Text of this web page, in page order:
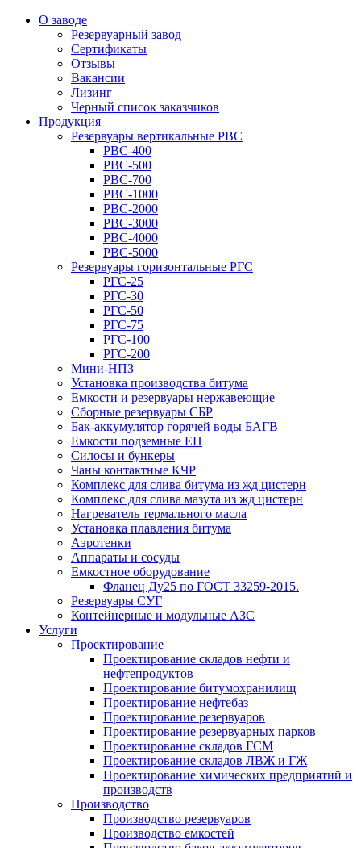
О заводе
Резервуарный завод
Сертификаты
Отзывы
Вакансии
Лизинг
Черный список заказчиков
Продукция
Резервуары вертикальные РВС
РВС-400
РВС-500
РВС-700
РВС-1000
РВС-2000
РВС-3000
РВС-4000
РВС-5000
Резервуары горизонтальные РГС
РГС-25
РГС-30
РГС-50
РГС-75
РГС-100
РГС-200
Мини-НПЗ
Установка производства битума
Емкости и резервуары нержавеющие
Сборные резервуары СБР
Бак-аккумулятор горячей воды БАГВ
Емкости подземные ЕП
Силосы и бункеры
Чаны контактные КЧР
Комплекс для слива битума из жд цистерн
Комплекс для слива мазута из жд цистерн
Нагреватель термального масла
Установка плавления битума
Аэротенки
Аппараты и сосуды
Емкостное оборудование
Фланец Ду25 по ГОСТ 33259-2015.
Резервуары СУГ
Контейнерные и модульные АЗС
Услуги
Проектирование
Проектирование складов нефти и
нефтепродуктов
Проектирование битумохранилищ
Проектирование нефтебаз
Проектирование резервуаров
Проектирование резервуарных парков
Проектирование складов ГСМ
Проектирование складов ЛВЖ и ГЖ
Проектирование химических предприятий и
производств
Производство
Производство резервуаров
Производство емкостей